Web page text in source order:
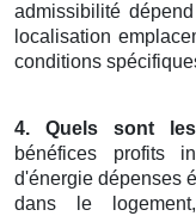
admissibilité
localisation
conditions
4. Quels sont
bénéfices profits
d'énergie dépenses
dans le